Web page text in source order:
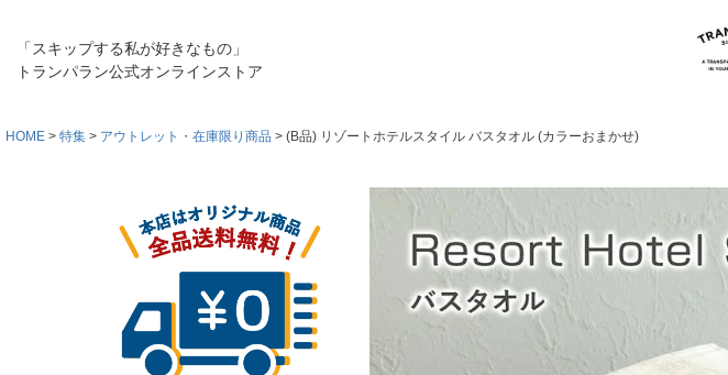
「スキップする私が好きなもの」
トランパラン公式オンラインストア
HOME 特集 アウトレット・在庫限り商品 (B品) リゾートホテルスタイル バスタオル (カラーおまかせ)